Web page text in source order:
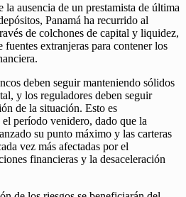
la ausencia de un prestamista de última
Panamá ha recurrido al
de colchones de capital y liquidez,
extranjeras para contener los
deben seguir manteniendo sólidos
y los reguladores deben seguir
de la situación. Esto es
período venidero, dado que la
su punto máximo y las carteras
vez más afectadas por el
financieras y la desaceleración